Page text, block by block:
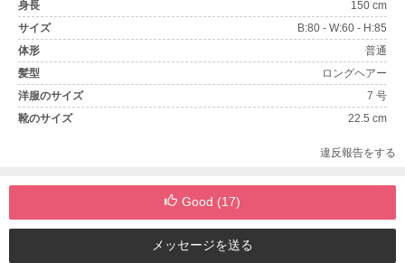
身長
150 cm
サイズ
B:80 - W:60 - H:85
体形
普通
髪型
ロングヘアー
洋服のサイズ
7 号
靴のサイズ
22.5 cm
違反報告をする
Good (17)
メッセージを送る